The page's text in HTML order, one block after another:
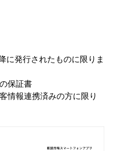
に発行されたものに限りま
保証書
情報連携済みの方に限り